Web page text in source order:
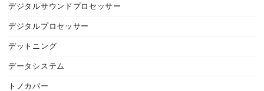
デジタルサウンドプロセッサー
デジタルプロセッサー
デットニング
データシステム
トノカバー